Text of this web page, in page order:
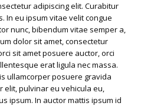
adipiscing elit. Curabitur
In eu ipsum vitae velit congue
nunc, bibendum vitae semper a,
dolor sit amet, consectetur
sit amet posuere auctor, orci
erat ligula nec massa.
ullamcorper posuere gravida
elit, pulvinar eu vehicula eu,
ipsum. In auctor mattis ipsum id